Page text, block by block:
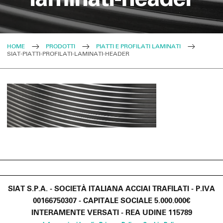
HOME PRODOTTI
PIATTI E PROFILATI LAMINATI
SIAT-PIATTI-PROFILATI-LAMINATI-HEADER
SIAT S.P.A. - SOCIETÀ ITALIANA ACCIAI TRAFILATI - P.IVA
00166750307 - CAPITALE SOCIALE 5.000.000€
INTERAMENTE VERSATI - REA UDINE 115789